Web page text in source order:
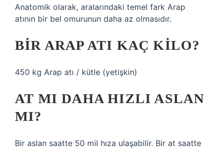
Anatomik olarak, aralarındaki temel fark Arap
atının bir bel omurunun daha az olmasıdır.
BIR ARAP ATI KAÇ KILO?
450 kg Arap atı / kütle (yetişkin)
AT MI DAHA HIZLI ASLAN
MI?
Bir aslan saatte 50 mil hıza ulaşabilir. Bir at saatte